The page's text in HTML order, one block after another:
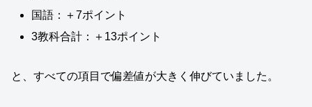
国語：＋7ポイント
3教科合計：＋13ポイント
と、すべての項目で偏差値が大きく伸びていました。